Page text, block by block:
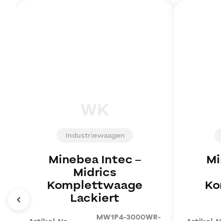
Industriewaagen
Minebea Intec–
Midrics
Komplettwaage
Lackiert
MW1P4-3000WR-